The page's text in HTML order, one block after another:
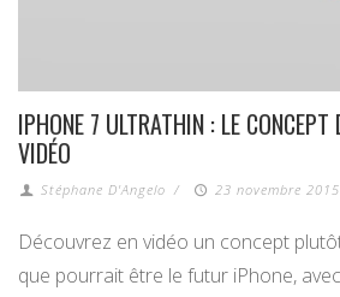
IPHONE 7 ULTRATHIN : LE CONCEPT
VIDÉO
Stéphane D'Angelo / 23 novembre
Découvrez en vidéo un concept
que pourrait être le futur iPhone,